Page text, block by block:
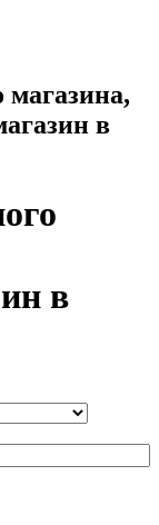
магазина,
в
в